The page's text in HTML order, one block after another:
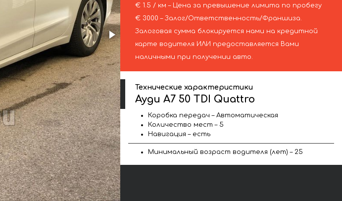
€ 1.5 / км – Цена за превышение лимита по пробегу
€ 3000 – Залог/Ответственность/Франшиза.
Залоговая сумма блокируется нами на кредитной
карте водителя ИЛИ предоставляется Вами
наличными при получении авто.
Технические характеристики
Ауди A7 50 TDI Quattro
Коробка передач – Автоматическая
Количество мест – 5
Навигация – есть
Минимальный возраст водителя (лет) – 25